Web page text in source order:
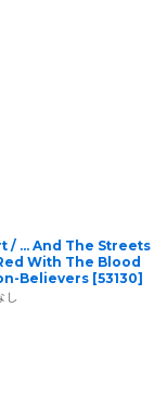
/ ... And The Streets
With The Blood
Believers [53130]
し